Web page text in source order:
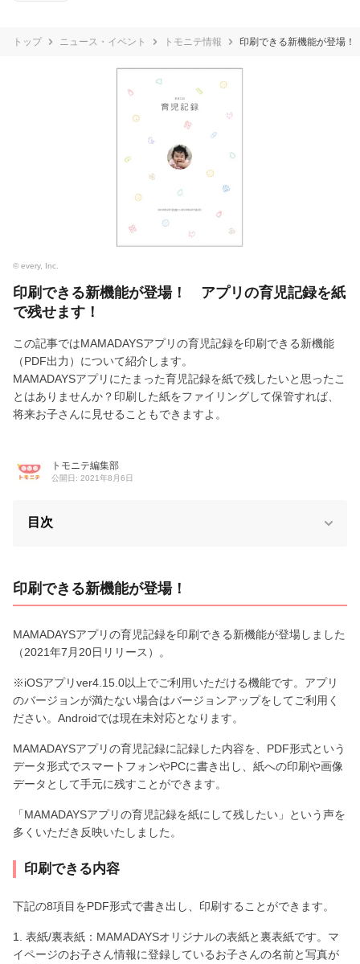
トップ ニュース・イベント トモニテ情報 印刷できる新機能が登場
© every, Inc.
印刷できる新機能が登場！ アプリの育児記録を紙
で残せます！
この記事ではMAMADAYSアプリの育児記録を印刷できる新機能
（PDF出力）について紹介します。
MAMADAYSアプリにたまった育児記録を紙で残したいと思ったこ
とはありませんか？印刷した紙をファイリングして保管すれば、
将来お子さんに見せることもできますよ。
トモニテ編集部
公開日: 2021年8月6日
目次
印刷できる新機能が登場！
MAMADAYSアプリの育児記録を印刷できる新機能が登場しました
（2021年7月20日リリース）。
※iOSアプリver4.15.0以上でご利用いただける機能です。アプリ
のバージョンが満たない場合はバージョンアップをしてご利用く
ださい。Androidでは現在未対応となります。
MAMADAYSアプリの育児記録に記録した内容を、PDF形式という
データ形式でスマートフォンやPCに書き出し、紙への印刷や画像
データとして手元に残すことができます。
「MAMADAYSアプリの育児記録を紙にして残したい」という声を
多くいただき反映いたしました。
印刷できる内容
下記の8項目をPDF形式で書き出し、印刷することができます。
1. 表紙/裏表紙：MAMADAYSオリジナルの表紙と裏表紙です。マ
イページのお子さん情報に登録しているお子さんの名前と写真が